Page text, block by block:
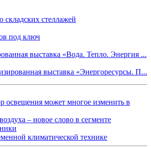
складских стеллажей
под ключ
выставка «Вода. Тепло. Энергия ...
выставка «Энергоресурсы. П...
освещения может многое изменить в
– новое слово в сегменте
климатической технике